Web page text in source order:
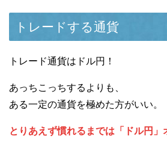
トレードする通貨
トレード通貨はドル円！
あっちこっちするよりも、
ある一定の通貨を極めた方がいい。
とりあえず慣れるまでは「ドル円」